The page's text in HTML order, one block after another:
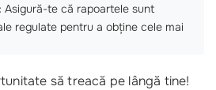
: Asigură-te că rapoartele sunt
regulate pentru a obține cele mai
să treacă pe lângă tine!